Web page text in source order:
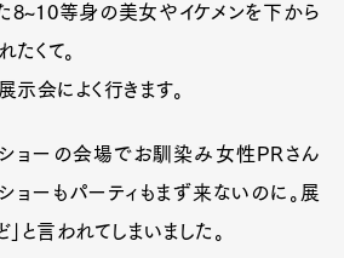
た8~10等身の美女やイケメンを下から
たくて。
会によく行きます。
ショーの会場でお馴染み女性PRさん
ショーもパーティもまず来ないのに。展
と言われてしまいました。